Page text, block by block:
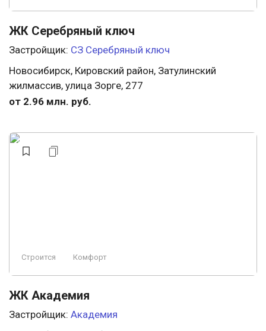
ЖК Серебряный ключ
Застройщик: СЗ Серебряный ключ
Новосибирск, Кировский район, Затулинский
жилмассив, улица Зорге, 277
от 2.96 млн. руб.
Строится Комфорт
ЖК Академия
Застройщик: Академия